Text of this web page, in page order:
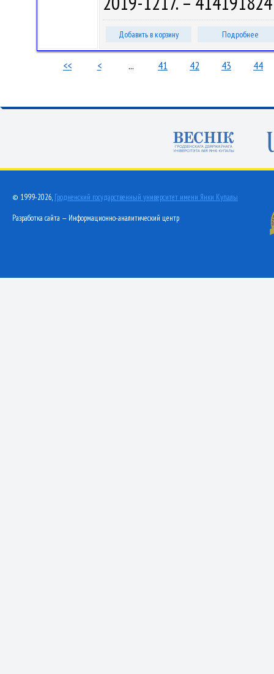
Добавить в корзину Подробнее
<< < ... 41 42 43 44
© 1999-2026, Гродненский государственный университет имени Янки Купалы
Разработка сайта — Информационно-аналитический центр